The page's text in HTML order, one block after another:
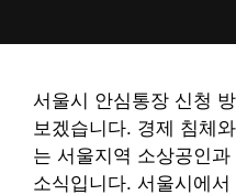
텐
서울시 안심통장 신청
보겠습니다. 경제 침체
는 서울지역 소상공인
소식입니다. 서울시에